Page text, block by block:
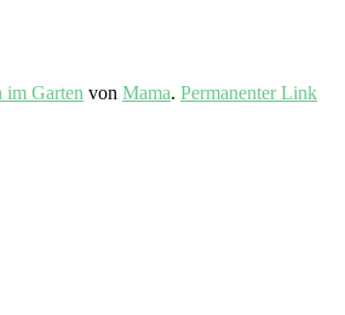
im Garten von Mama. Permanenter Link